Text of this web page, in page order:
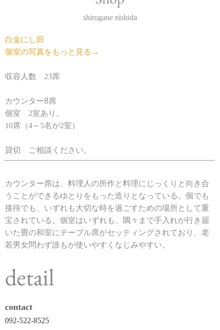
shirogane nishida
白金にし田
個室の写真をもっと見る→
収容人数 23席
カウンター8席
個室 2室あり。
10席（4～5名が2室）
貸切 ご相談ください。
カウンター席は、料理人の所作と料理にじっくりと向き合
うことができるゆとりをもった造りとなっている。個でも
接待でも、いずれも大切な時を過ごすための場所として重
宝されている。個室はいずれも、隅々まで手入れが行き届
いた畳の和室にテーブル席がセッティングされており、老
若男女問わず誰もが使いやすくなじみやすい。
detail
contact
092-522-8525